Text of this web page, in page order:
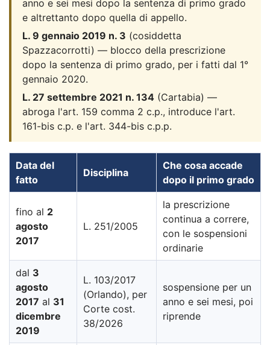
anno e sei mesi dopo la sentenza di primo grado
e altrettanto dopo quella di appello.
L. 9 gennaio 2019 n. 3 (cosiddetta
Spazzacorrotti) — blocco della prescrizione
dopo la sentenza di primo grado, per i fatti dal 1°
gennaio 2020.
L. 27 settembre 2021 n. 134 (Cartabia) —
abroga l'art. 159 comma 2 c.p., introduce l'art.
161-bis c.p. e l'art. 344-bis c.p.p.
Data del
fatto
Disciplina
Che cosa accade
dopo il primo grado
fino al 2
agosto
2017
L. 251/2005
la prescrizione
continua a correre,
con le sospensioni
ordinarie
dal 3
agosto
2017 al 31
dicembre
2019
L. 103/2017
(Orlando), per
Corte cost.
38/2026
sospensione per un
anno e sei mesi, poi
riprende